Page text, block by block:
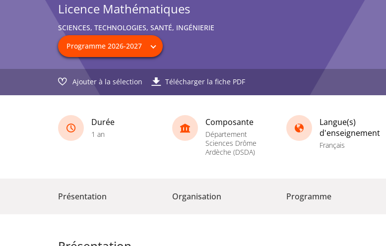
Licence Mathématiques
SCIENCES, TECHNOLOGIES, SANTÉ, INGÉNIERIE
Ajouter à la sélection Télécharger la fiche PDF
Durée
1 an
Composante
Département
Sciences Drôme
Ardèche (DSDA)
Langue(s)
d'enseignement
Français
Présentation Organisation Programme